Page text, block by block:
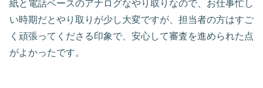
紙と電話ベースのアナログなやり取りなので、お仕事忙し
い時期だとやり取りが少し大変ですが、担当者の方はすご
く頑張ってくださる印象で、安心して審査を進められた点
がよかったです。